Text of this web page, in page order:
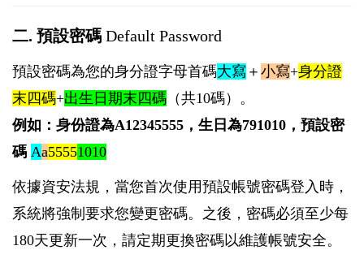
二. 預設密碼 Default Password
預設密碼為您的身分證字母首碼大寫 ＋ 小寫+身分證
末四碼+出生日期末四碼 （共10碼）。
例如：身份證為A12345555，生日為791010，預設密
碼 Aa55551010
依據資安法規，當您首次使用預設帳號密碼登入時，
系統將強制要求您變更密碼。之後，密碼必須至少每
180天更新一次，請定期更換密碼以維護帳號安全。